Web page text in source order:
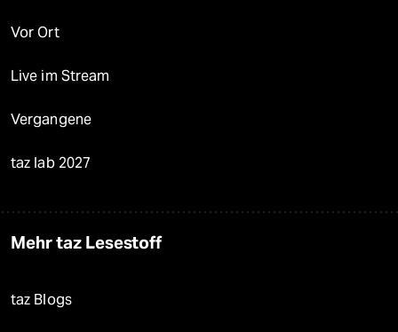
Vor Ort
Live im Stream
Vergangene
taz lab 2027
Mehr taz Lesestoff
taz Blogs